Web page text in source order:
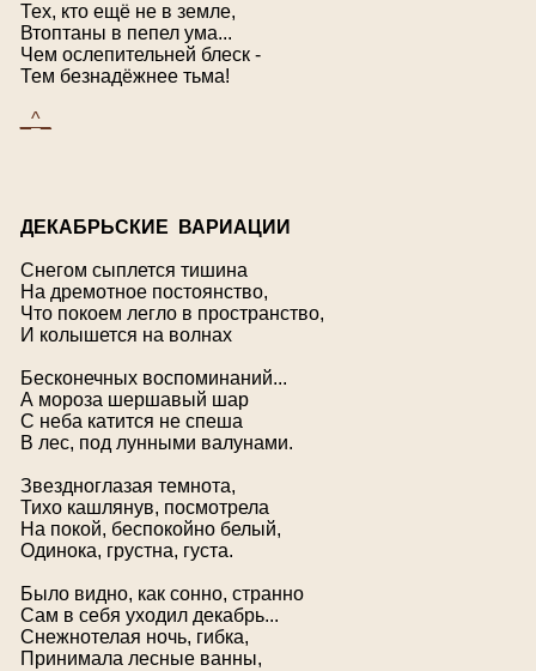
Тех, кто ещё не в земле,
Втоптаны в пепел ума...
Чем ослепительней блеск -
Тем безнадёжнее тьма!
_^_
ДЕКАБРЬСКИЕ ВАРИАЦИИ
Снегом сыплется тишина
На дремотное постоянство,
Что покоем легло в пространство,
И колышется на волнах
Бесконечных воспоминаний...
А мороза шершавый шар
С неба катится не спеша
В лес, под лунными валунами.
Звездноглазая темнота,
Тихо кашлянув, посмотрела
На покой, беспокойно белый,
Одинока, грустна, густа.
Было видно, как сонно, странно
Сам в себя уходил декабрь...
Снежнотелая ночь, гибка,
Принимала лесные ванны,